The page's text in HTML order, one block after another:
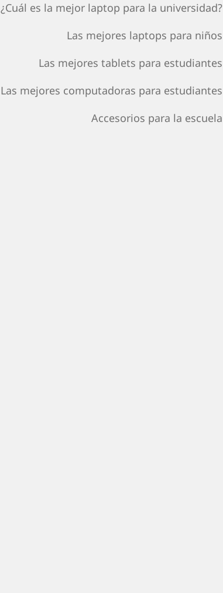
¿Cuál es la mejor laptop para la universidad?
Las mejores laptops para niños
Las mejores tablets para estudiantes
Las mejores computadoras para estudiantes
Accesorios para la escuela